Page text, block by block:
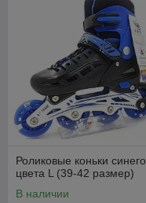
Роликовые коньки синего
цвета L (39-42 размер)
В наличии